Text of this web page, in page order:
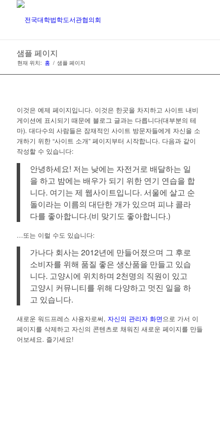
샘플 페이지
현재 위치: 홈 / 샘플 페이지
이것은 예제 페이지입니다. 이것은 한곳을 차지하고 사이트 내비
게이션에 표시되기 때문에 블로그 글과는 다릅니다(대부분의 테
마). 대다수의 사람들은 잠재적인 사이트 방문자들에게 자신을 소
개하기 위한 “사이트 소개” 페이지부터 시작합니다. 다음과 같이
작성할 수 있습니다:
안녕하세요! 저는 낮에는 자전거로 배달하는 일
을 하고 밤에는 배우가 되기 위한 연기 연습을 합
니다. 여기는 제 웹사이트입니다. 서울에 살고 순
돌이라는 이름의 대단한 개가 있으며 피냐 콜라
다를 좋아합니다.(비 맞기도 좋아합니다.)
…또는 이럴 수도 있습니다:
가나다 회사는 2012년에 만들어졌으며 그 후로
소비자를 위해 품질 좋은 생산품을 만들고 있습
니다. 고양시에 위치하며 2천명의 직원이 있고
고양시 커뮤니티를 위해 다양하고 멋진 일을 하
고 있습니다.
새로운 워드프레스 사용자로써, 자신의 관리자 화면으로 가서 이
페이지를 삭제하고 자신의 콘텐츠로 채워진 새로운 페이지를 만들
어보세요. 즐기세요!